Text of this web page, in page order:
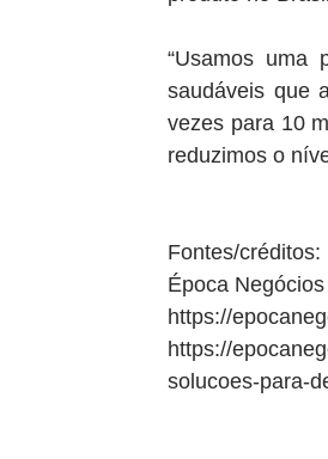
“Usamos uma
saudáveis que
vezes para 10
reduzimos o
Fontes/créditos:
Época Negócios
https://
https://
solucoes-para-